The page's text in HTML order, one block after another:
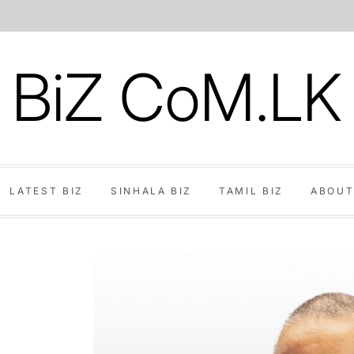
BiZ CoM.LK
LATEST BIZ SINHALA BIZ TAMIL BIZ